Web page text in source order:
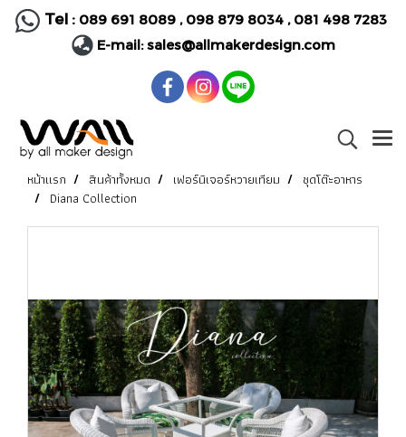
Tel : 089 691 8089, 098 879 8034 , 081 498 7283
E-mail:sales@allmakerdesign.com
หน้าแรก สินค้าทั้งหมด เฟอร์นิเจอร์หวายเทียม
ชุดโต๊ะอาหาร
Diana Collection